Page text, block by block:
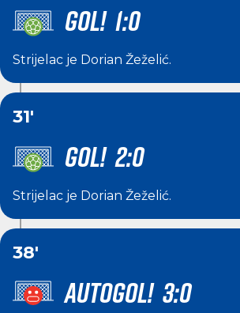
GOL! 1:0
Strijelac je Dorian Žeželić.
31'
GOL! 2:0
Strijelac je Dorian Žeželić.
38'
AUTOGOL! 3:0